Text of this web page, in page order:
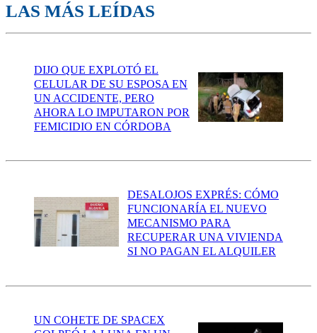
LAS MÁS LEÍDAS
DIJO QUE EXPLOTÓ EL
CELULAR DE SU ESPOSA EN
UN ACCIDENTE, PERO
AHORA LO IMPUTARON POR
FEMICIDIO EN CÓRDOBA
DESALOJOS EXPRÉS: CÓMO
FUNCIONARÍA EL NUEVO
MECANISMO PARA
RECUPERAR UNA VIVIENDA
SI NO PAGAN EL ALQUILER
UN COHETE DE SPACEX